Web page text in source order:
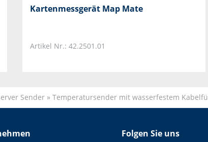
Kartenmessgerät Map Mate
Artikel Nr.: 42.2501.01
Sender » Temperatursender mit wasserfestem
Folgen Sie uns